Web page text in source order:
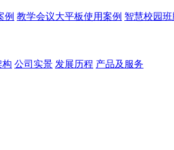
例 教学会议大平板使用案例 智慧校园
构 公司实景 发展历程 产品及服务